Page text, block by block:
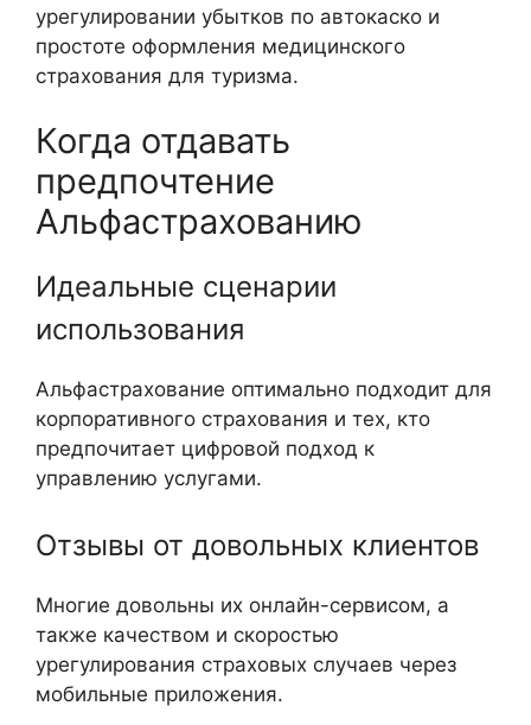
урегулировании убытков по автокаско и
простоте оформления медицинского
страхования для туризма.
Когда отдавать
предпочтение
Альфастрахованию
Идеальные сценарии
использования
Альфастрахование оптимально подходит для
корпоративного страхования и тех, кто
предпочитает цифровой подход к
управлению услугами.
Отзывы от довольных клиентов
Многие довольны их онлайн-сервисом, а
также качеством и скоростью
урегулирования страховых случаев через
мобильные приложения.